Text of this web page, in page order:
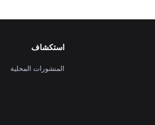
استكشاف
المنشورات المحلية